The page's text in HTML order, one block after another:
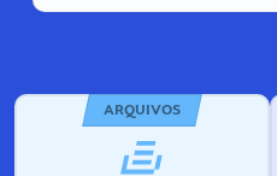
ARQUIVOS